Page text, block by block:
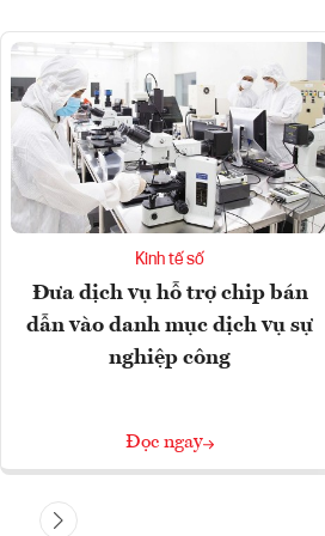
Kinh tế số
Đưa dịch vụ hỗ trợ chip bán
dẫn vào danh mục dịch vụ sự
nghiệp công
Đọc ngay